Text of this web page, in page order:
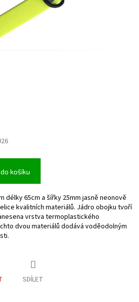
košíku
délky 65cm a šířky 25mm jasně neonově
kvalitních materiálů. Jádro obojku tvoří
vrstva termoplastického
dvou materiálů dodává voděodolným
SDÍLET